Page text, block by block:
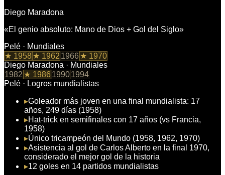
Diego Maradona
«El genio absoluto: Mano de Dios + Gol del Siglo»
Pelé · Mundiales
★ 1958★ 1962 1966 ★ 1970
Diego Maradona · Mundiales
1982 ★ 198619901994
Pelé · Logros mundialistas
▸Goleador más joven en una final mundialista: 17
años, 249 días (1958)
▸Hat-trick en semifinales con 17 años (vs Francia,
1958)
▸Único tricampeón del Mundo (1958, 1962, 1970)
▸Asistencia al gol de Carlos Alberto en la final 1970,
considerado el mejor gol de la historia
▸12 goles en 14 partidos mundialistas